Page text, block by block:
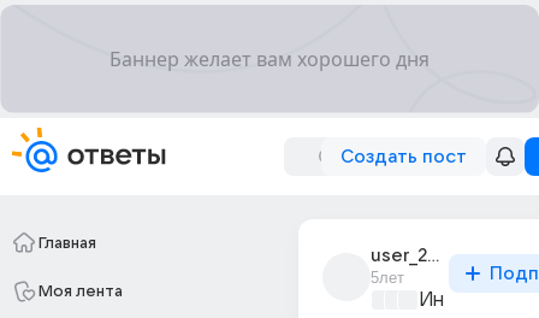
Создать пост
Главная
Моя лента
user_287194080
5лет